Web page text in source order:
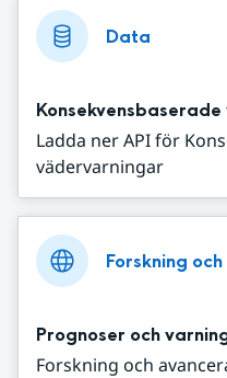
Data
Ladda ner API för
vädervarningar
Forskning
Prognoser och
Forskning och